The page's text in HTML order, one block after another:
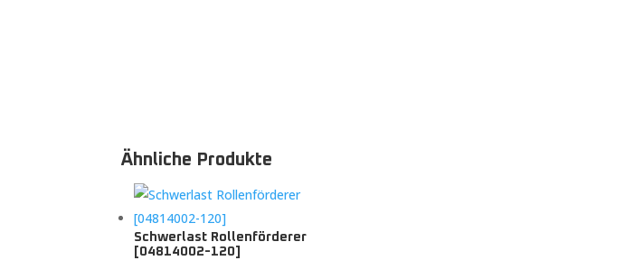
Ähnliche Produkte
Schwerlast Rollenförderer
[04814002-120]